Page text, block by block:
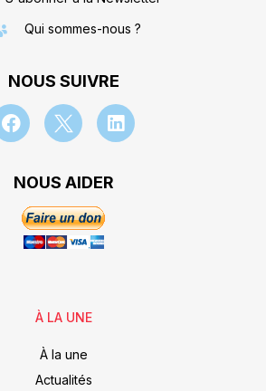
Qui sommes-nous ?
NOUS SUIVRE
NOUS AIDER
À LA UNE
À la une
Actualités